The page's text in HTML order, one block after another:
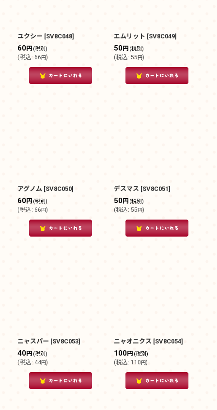
ユクシー [SV8C048]
60円 (税別)
(税込: 66円)
エムリット [SV8C049]
50円 (税別)
(税込: 55円)
アグノム [SV8C050]
60円 (税別)
(税込: 66円)
デスマス [SV8C051]
50円 (税別)
(税込: 55円)
ニャスパー [SV8C053]
40円 (税別)
(税込: 44円)
ニャオニクス [SV8C054]
100円 (税別)
(税込: 110円)